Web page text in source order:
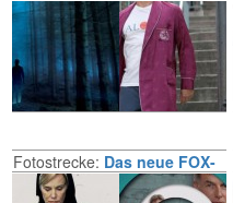
neuen FOX-Serien
2013/2014
Fotostrecke: Das neue FOX-
Design